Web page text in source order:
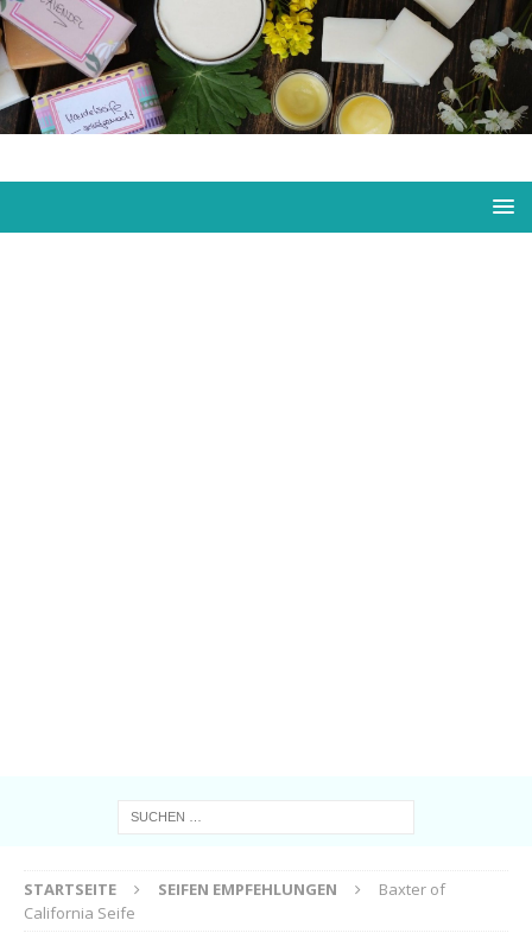
STARTSEITE SEIFEN EMPFEHLUNGEN
Baxter of
California Seife